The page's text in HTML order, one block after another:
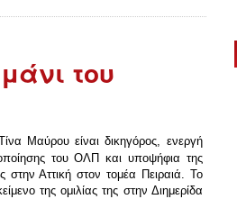
του
Μαύρου είναι δικηγόρος, ενεργή
του ΟΛΠ και υποψήφια της
στην Αττική στον τομέα Πειραιά. Το
της ομιλίας της στην Διημερίδα